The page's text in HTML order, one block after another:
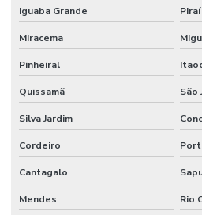
Iguaba Grande Piraí
Miracema
Pinheiral
Quissamã São
Silva Jardim
Cordeiro
Cantagalo
Mendes Rio